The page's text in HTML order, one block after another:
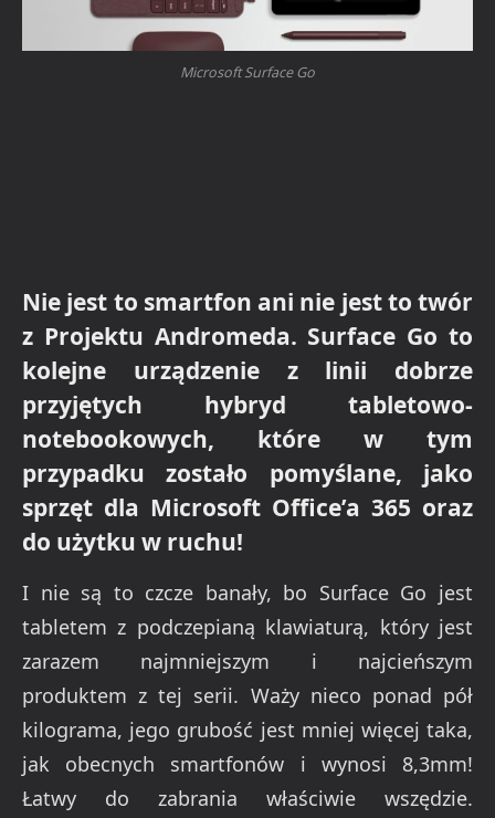
Microsoft Surface Go
Nie jest to smartfon ani nie jest to twór
z Projektu Andromeda. Surface Go to
kolejne urządzenie z linii dobrze
przyjętych hybryd tabletowo-
notebookowych, które w tym
przypadku zostało pomyślane, jako
sprzęt dla Microsoft Office’a 365 oraz
do użytku w ruchu!
I nie są to czcze banały, bo Surface Go jest
tabletem z podczepianą klawiaturą, który jest
zarazem najmniejszym i najcieńszym
produktem z tej serii. Waży nieco ponad pół
kilograma, jego grubość jest mniej więcej taka,
jak obecnych smartfonów i wynosi 8,3mm!
Łatwy do zabrania właściwie wszędzie.